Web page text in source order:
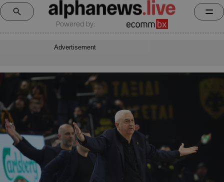
Powered by:
Advertisement